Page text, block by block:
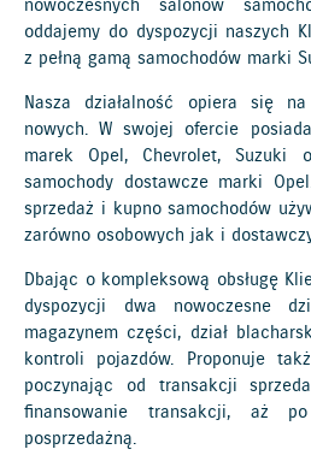
nowoczesnych salonów
oddajemy do dyspozycji naszych
z pełną gamą samochodów marki
Nasza działalność opiera się
nowych. W swojej ofercie
marek Opel, Chevrolet, Suzuki
samochody dostawcze marki
sprzedaż i kupno samochodów
zarówno osobowych jak i
Dbając o kompleksową obsługę
dyspozycji dwa nowoczesne
magazynem części, dział
kontroli pojazdów. Proponuje
poczynając od transakcji
finansowanie transakcji, aż po
posprzedażną.